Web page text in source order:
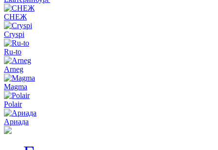
СНЕЖ
Cryspi
Ru-to
Arneg
Magma
Polair
Ариада